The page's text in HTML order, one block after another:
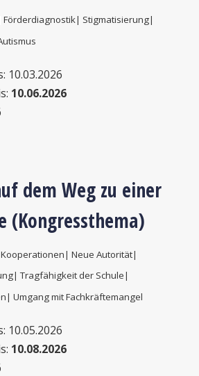
Stigmatisierung|
10.03.2026
10.06.2026
dem Weg zu einer
(Kongressthema)
Neue Autorität|
Tragfähigkeit der Schule|
Umgang mit Fachkräftemangel
10.05.2026
10.08.2026